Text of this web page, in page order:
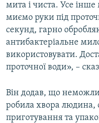
мита і чиста. Усе
миємо руки під
секунд, гарно
антибактеріальне
використовувати.
проточної води», –
Він додав, що
робила хвора людина,
приготування та